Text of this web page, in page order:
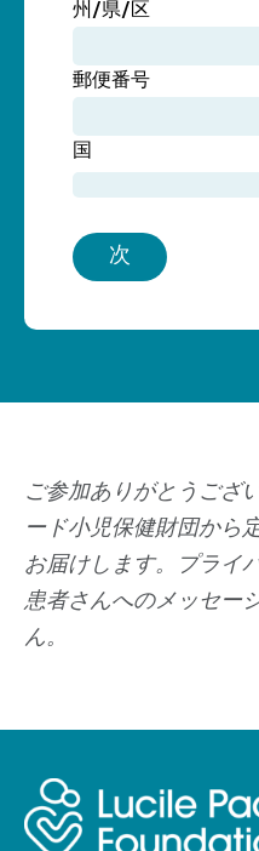
州/県/区
郵便番号
国
ご参加ありがとうござ
ード小児保健財団から
お届けします。プライ
患者さんへのメッセー
ん。